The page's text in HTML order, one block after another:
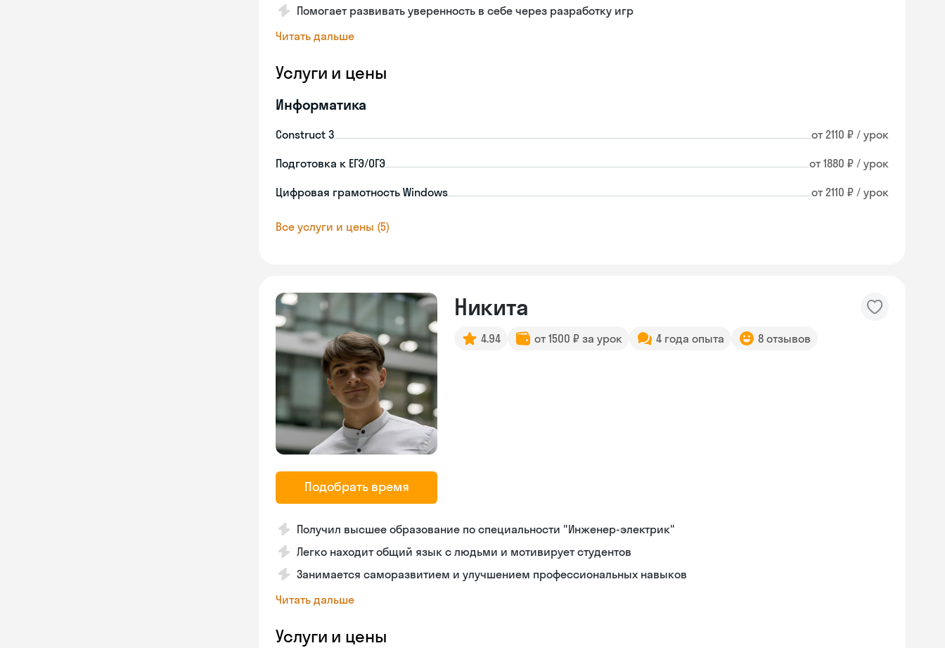
Помогает развивать уверенность в себе через разработку игр
Читать дальше
Услуги и цены
Информатика
Construct 3 от 2110 ₽ / урок
Подготовка к ЕГЭ/ОГЭ от 1880 ₽ / урок
Цифровая грамотность Windows от 2110 ₽ / урок
Все услуги и цены (5)
Подобрать время
Никита
4.94 от 1500 ₽ за урок 4 года опыта 8 отзывов
Получил высшее образование по специальности "Инженер-электрик"
Легко находит общий язык с людьми и мотивирует студентов
Занимается саморазвитием и улучшением профессиональных навыков
Читать дальше
Услуги и цены